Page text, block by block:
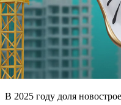
В 2025 году доля